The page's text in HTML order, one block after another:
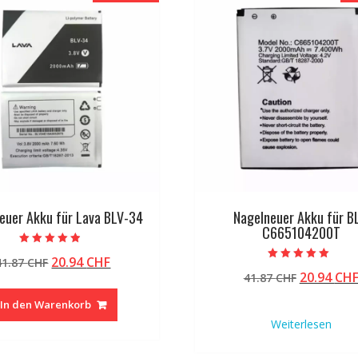
Akku für Lava BLV-34
4.50
von 5
CHF Ursprünglicher
war:
41.87 CHF
20.94CHFAktueller
In den Warenkorb
Nagelneuer Akku für
C665104200T
5.00
von 5
41.87CHF
41.87 CHF
20.94CHF
Weiterlesen